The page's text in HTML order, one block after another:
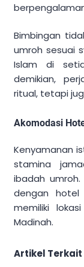
Bimbingan
umroh sesuai
Islam di
demikian,
ritual, tetapi
Akomodasi
Kenyamanan
stamina
ibadah
dengan
memiliki
Madinah.
Artikel Terkait